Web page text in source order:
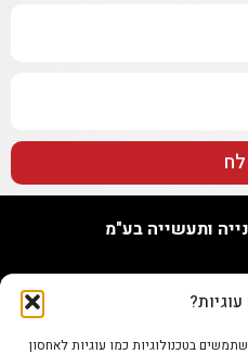
בטכנולוגיות כמו עוגיות לאחסון
ותעשייה בע"מ